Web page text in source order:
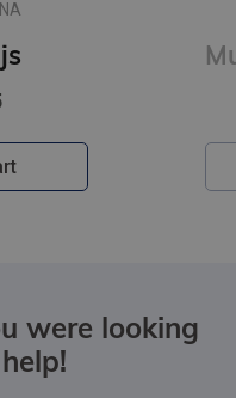
were looking